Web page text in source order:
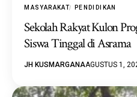
MASYARAKAT PENDIDIKAN
Sekolah Rakyat Kulon
Siswa Tinggal di Asrama
JH KUSMARGANAAGUSTUS 1,